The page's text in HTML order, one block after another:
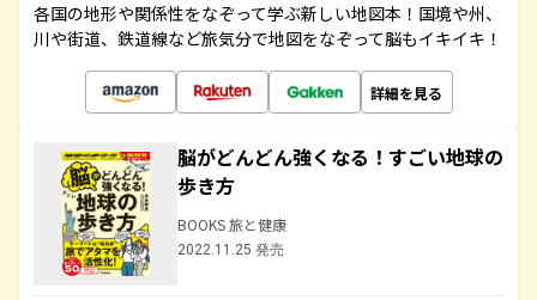
各国の地形や関係性をなぞって学ぶ新しい地図本！国境や州、
川や街道、鉄道線など旅気分で地図をなぞって脳もイキイキ！
詳細を見る
脳がどんどん強くなる！すごい地球の
歩き方
BOOKS 旅と健康
2022.11.25 発売